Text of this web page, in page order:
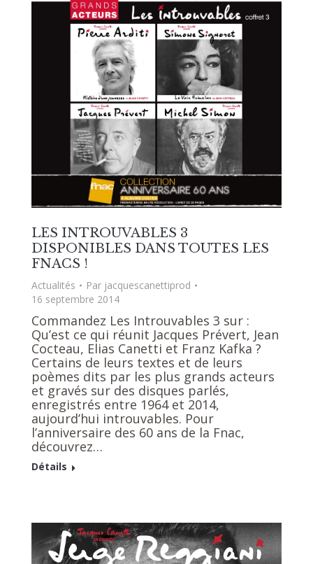
LES INTROUVABLES 3
DISPONIBLES DANS TOUTES LES
FNACS !
Actualités Par jacquescanettiprod
16 septembre 2014
Commandez Les Introuvables 3 sur :
Qu’est ce qui réunit Jacques Prévert, Jean
Cocteau, Elias Canetti et Franz Kafka ?
Certains de leurs textes et de leurs
poèmes dits par les plus grands acteurs
et gravés sur des disques parlés,
enregistrés entre 1964 et 2014,
aujourd’hui introuvables. Pour
l’anniversaire des 60 ans de la Fnac,
découvrez…
Détails